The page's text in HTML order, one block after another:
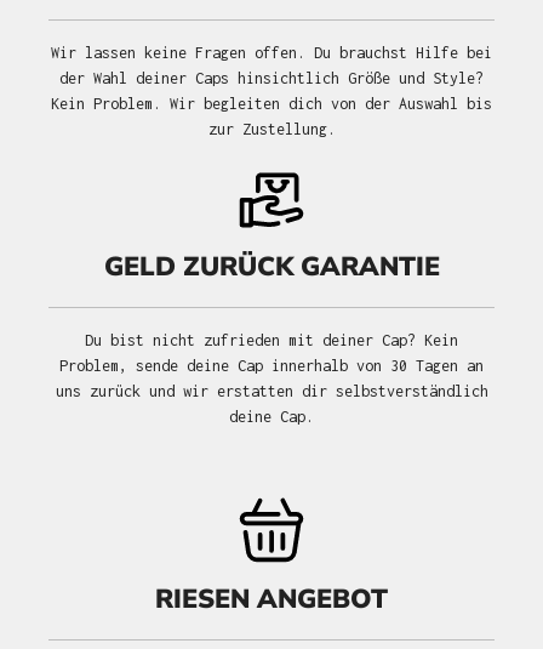
Wir lassen keine Fragen offen. Du brauchst Hilfe bei
der Wahl deiner Caps hinsichtlich Größe und Style?
Kein Problem. Wir begleiten dich von der Auswahl bis
zur Zustellung.
GELD ZURÜCK GARANTIE
Du bist nicht zufrieden mit deiner Cap? Kein
Problem, sende deine Cap innerhalb von 30 Tagen an
uns zurück und wir erstatten dir selbstverständlich
deine Cap.
RIESEN ANGEBOT